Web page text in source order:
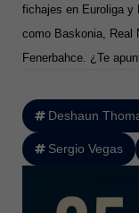
fichajes en Euroliga y
como Baskonia, Real
Fenerbahce. ¿Te
Deshaun
Sergio Vegas